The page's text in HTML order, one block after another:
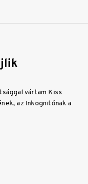
vártam Kiss
az Inkognitónak a